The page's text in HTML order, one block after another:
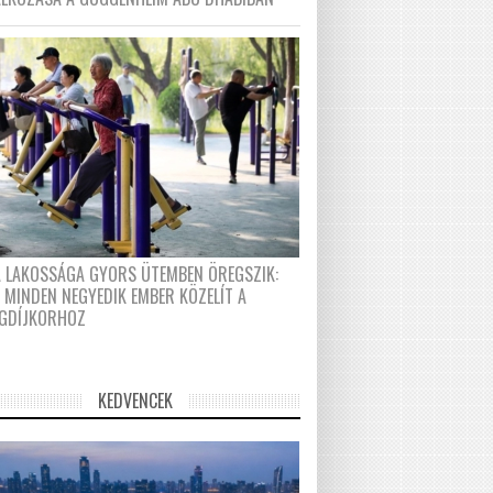
GYORS ÜTEMBEN ÖREGSZIK:
NEGYEDIK EMBER KÖZELÍT A
KEDVENCEK